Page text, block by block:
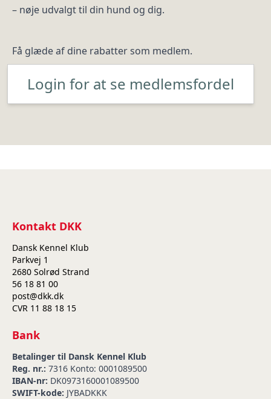
– nøje udvalgt til din hund og dig.
Få glæde af dine rabatter som medlem.
Login for at se medlemsfordel
Kontakt DKK
Dansk Kennel Klub
Parkvej 1
2680 Solrød Strand
56 18 81 00
post@dkk.dk
CVR 11 88 18 15
Bank
Betalinger til Dansk Kennel Klub
Reg. nr.: 7316 Konto: 0001089500
IBAN-nr: DK0973160001089500
SWIFT-kode: JYBADKKK